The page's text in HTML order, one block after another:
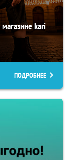
kari
ПОДРОБНЕЕ